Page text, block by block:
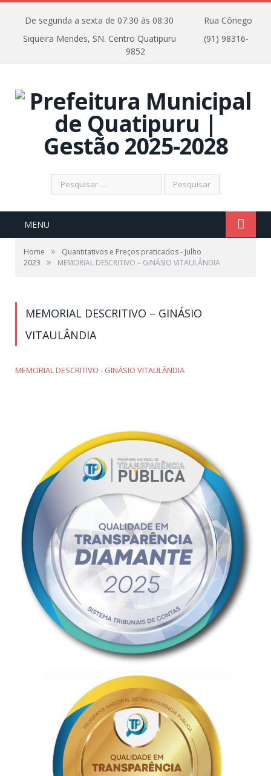
De segunda a sexta de 07:30 às 08:30
Rua Cônego
Siqueira Mendes, SN. Centro Quatipuru
(91) 98316-
9852
Pesquisar
por:
MENU
Home »
Quantitativos e Preços praticados - Julho
2023
» MEMORIAL DESCRITIVO – GINÁSIO VITAULÂNDIA
MEMORIAL DESCRITIVO – GINÁSIO
VITAULÂNDIA
MEMORIAL DESCRITIVO - GINÁSIO VITAULÂNDIA